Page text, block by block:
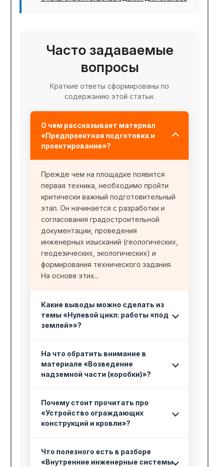
Часто задаваемые
вопросы
Краткие ответы сформированы по
содержанию этой статьи.
О чем рассказывает материал
«Предпроектная подготовка и
проектирование»?
Прежде чем на площадке появится
первая техника, необходимо пройти
критически важный подготовительный
этап. Он начинается с разработки и
согласования градостроительной
документации, проведения
инженерных изысканий (геологических,
геодезических, экологических) и
формирования технического задания.
На основе этих...
Какие выводы можно сделать из
темы «Нулевой цикл: работы «под
землей»»?
На что обратить внимание в
материале «Возведение
надземной части (коробки)»?
Почему стоит прочитать про
«Устройство ограждающих
конструкций и кровли»?
Что полезного есть в разборе
«Внутренние инженерные системы